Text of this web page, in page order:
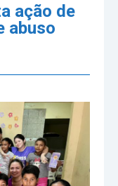
ação de
abuso